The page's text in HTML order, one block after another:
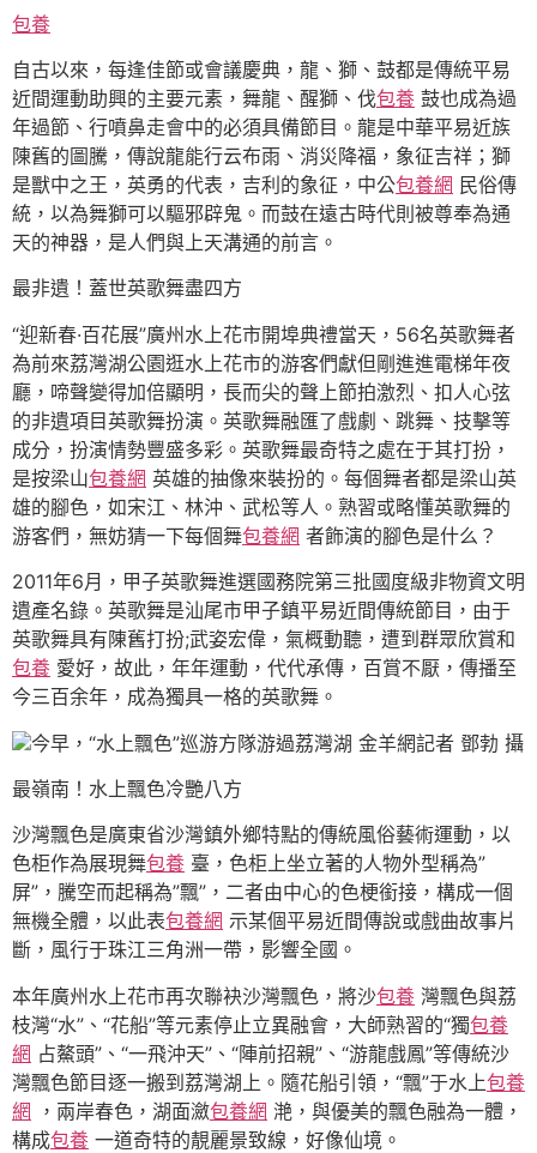
包養
自古以來，每逢佳節或會議慶典，龍、獅、鼓都是傳統平易
近間運動助興的主要元素，舞龍、醒獅、伐包養 鼓也成為過
年過節、行噴鼻走會中的必須具備節目。龍是中華平易近族
陳舊的圖騰，傳說龍能行云布雨、消災降福，象征吉祥；獅
是獸中之王，英勇的代表，吉利的象征，中公包養網 民俗傳
統，以為舞獅可以驅邪辟鬼。而鼓在遠古時代則被尊奉為通
天的神器，是人們與上天溝通的前言。
最非遺！蓋世英歌舞盡四方
“迎新春·百花展”廣州水上花市開埠典禮當天，56名英歌舞者
為前來荔灣湖公園逛水上花市的游客們獻但剛進進電梯年夜
廳，啼聲變得加倍顯明，長而尖的聲上節拍激烈、扣人心弦
的非遺項目英歌舞扮演。英歌舞融匯了戲劇、跳舞、技擊等
成分，扮演情勢豐盛多彩。英歌舞最奇特之處在于其打扮，
是按梁山包養網 英雄的抽像來裝扮的。每個舞者都是梁山英
雄的腳色，如宋江、林沖、武松等人。熟習或略懂英歌舞的
游客們，無妨猜一下每個舞包養網 者飾演的腳色是什么？
2011年6月，甲子英歌舞進選國務院第三批國度級非物資文明
遺產名錄。英歌舞是汕尾市甲子鎮平易近間傳統節目，由于
英歌舞具有陳舊打扮;武姿宏偉，氣概動聽，遭到群眾欣賞和
包養 愛好，故此，年年運動，代代承傳，百賞不厭，傳播至
今三百余年，成為獨具一格的英歌舞。
今早，“水上飄色”巡游方隊游過荔灣湖 金羊網記者 鄧勃 攝
最嶺南！水上飄色冷艷八方
沙灣飄色是廣東省沙灣鎮外鄉特點的傳統風俗藝術運動，以
色柜作為展現舞包養 臺，色柜上坐立著的人物外型稱為”
屏”，騰空而起稱為”飄”，二者由中心的色梗銜接，構成一個
無機全體，以此表包養網 示某個平易近間傳說或戲曲故事片
斷，風行于珠江三角洲一帶，影響全國。
本年廣州水上花市再次聯袂沙灣飄色，將沙包養 灣飄色與荔
枝灣“水”、“花船”等元素停止立異融會，大師熟習的“獨包養
網 占鰲頭”、“一飛沖天”、“陣前招親”、“游龍戲鳳”等傳統沙
灣飄色節目逐一搬到荔灣湖上。隨花船引領，“飄”于水上包養
網 ，兩岸春色，湖面瀲包養網 滟，與優美的飄色融為一體，
構成包養 一道奇特的靚麗景致線，好像仙境。